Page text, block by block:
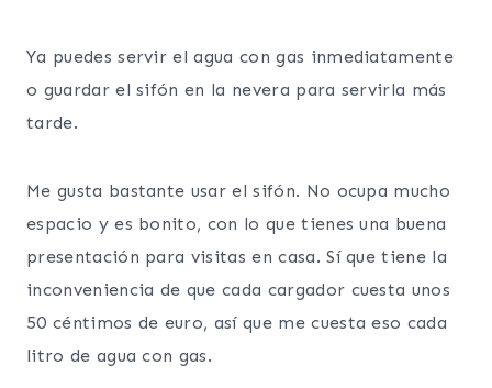
Ya puedes servir el agua con gas inmediatamente
o guardar el sifón en la nevera para servirla más
tarde.
Me gusta bastante usar el sifón. No ocupa mucho
espacio y es bonito, con lo que tienes una buena
presentación para visitas en casa. Sí que tiene la
inconveniencia de que cada cargador cuesta unos
50 céntimos de euro, así que me cuesta eso cada
litro de agua con gas.